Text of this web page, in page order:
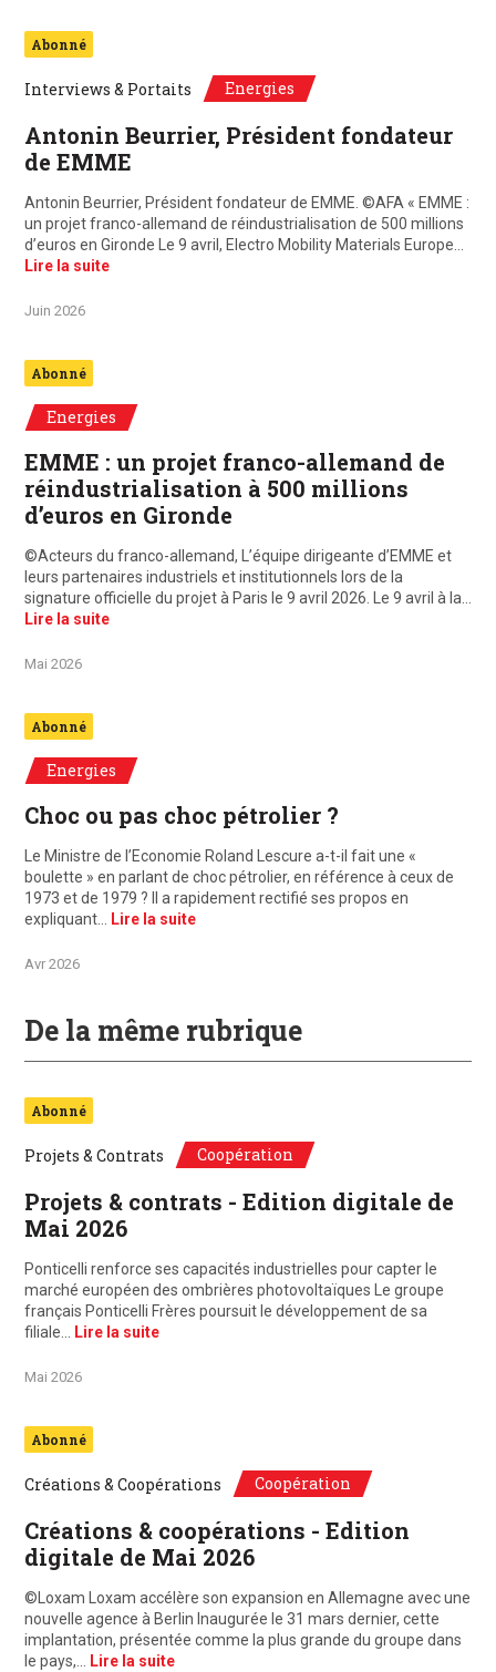
Abonné
Interviews & Portaits Energies
Antonin Beurrier, Président fondateur
de EMME
Antonin Beurrier, Président fondateur de EMME. ©AFA « EMME :
un projet franco-allemand de réindustrialisation de 500 millions
d’euros en Gironde Le 9 avril, Electro Mobility Materials Europe…
Lire la suite
Juin 2026
Abonné
Energies
EMME : un projet franco-allemand de
réindustrialisation à 500 millions
d’euros en Gironde
©Acteurs du franco-allemand, L’équipe dirigeante d’EMME et
leurs partenaires industriels et institutionnels lors de la
signature officielle du projet à Paris le 9 avril 2026. Le 9 avril à la…
Lire la suite
Mai 2026
Abonné
Energies
Choc ou pas choc pétrolier ?
Le Ministre de l’Economie Roland Lescure a-t-il fait une «
boulette » en parlant de choc pétrolier, en référence à ceux de
1973 et de 1979 ? Il a rapidement rectifié ses propos en
expliquant… Lire la suite
Avr 2026
De la même rubrique
Abonné
Projets & Contrats Coopération
Projets & contrats - Edition digitale de
Mai 2026
Ponticelli renforce ses capacités industrielles pour capter le
marché européen des ombrières photovoltaïques Le groupe
français Ponticelli Frères poursuit le développement de sa
filiale… Lire la suite
Mai 2026
Abonné
Créations & Coopérations Coopération
Créations & coopérations - Edition
digitale de Mai 2026
©Loxam Loxam accélère son expansion en Allemagne avec une
nouvelle agence à Berlin Inaugurée le 31 mars dernier, cette
implantation, présentée comme la plus grande du groupe dans
le pays,… Lire la suite